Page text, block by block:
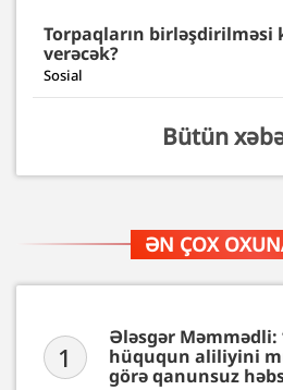
Torpaqların birləşdirilməsi
verəcək?
Sosial
Bütün
ƏN ÇOX
1
Ələsgər Məmmədli:
hüququn aliliyini
görə qanunsuz